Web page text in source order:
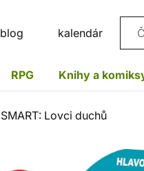
blog kalendár
RPG Knihy a
SMART: Lovci duchů